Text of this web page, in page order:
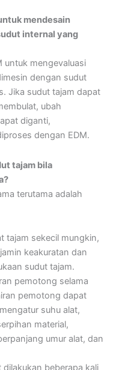
mendesain
internal yang
untuk mengevaluasi
dengan sudut
Jika sudut tajam dapat
ubah
diganti,
dengan EDM.
tajam bila
terutama adalah
tajam sekecil mungkin,
keakuratan dan
sudut tajam.
pemotong selama
pemotong dapat
suhu alat,
material,
umur alat, dan
dilakukan beberapa kali